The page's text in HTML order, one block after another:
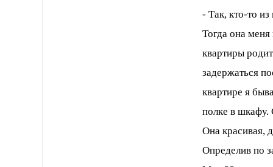
- Так, кто-то
Тогда она
квартиры
задержаться
квартире я
полке в шкафу.
Она красивая,
Определив по